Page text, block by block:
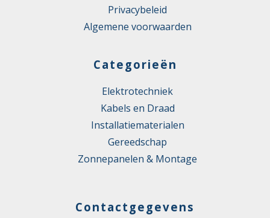
Privacybeleid
Algemene voorwaarden
Categorieën
Elektrotechniek
Kabels en Draad
Installatiematerialen
Gereedschap
Zonnepanelen & Montage
Contactgegevens